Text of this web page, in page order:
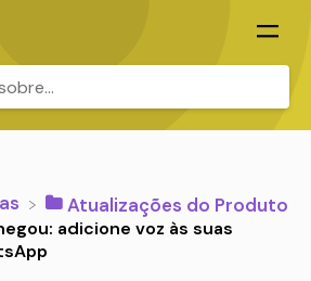
​Atualizações do Produto
adicione voz às suas